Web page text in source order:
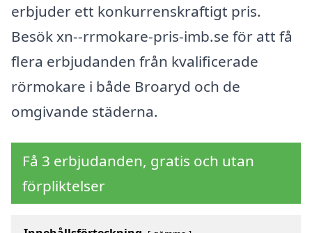
erbjuder ett konkurrenskraftigt pris.
Besök xn--rrmokare-pris-imb.se för att få
flera erbjudanden från kvalificerade
rörmokare i både Broaryd och de
omgivande städerna.
Få 3 erbjudanden, gratis och utan
förpliktelser